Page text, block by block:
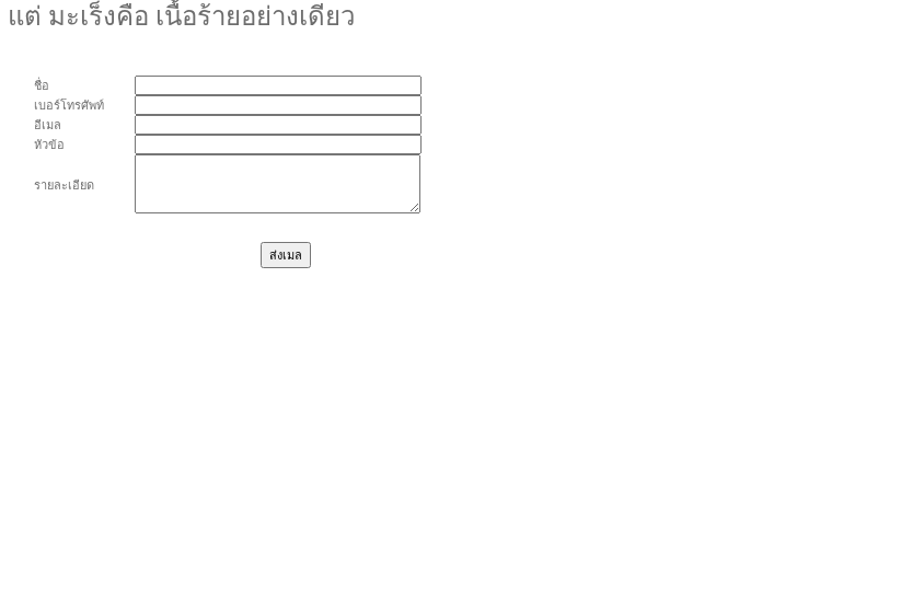
แต่ มะเร็งคือ เนื้อร้ายอย่างเดียว
ชื่อ
เบอร์โทรศัพท์
อีเมล
หัวข้อ
รายละเอียด